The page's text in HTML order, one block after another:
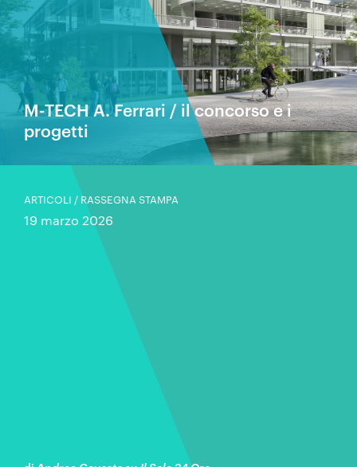
M-TECH A. Ferrari / il concorso e i
progetti
ARTICOLI / RASSEGNA STAMPA
19 marzo 2026